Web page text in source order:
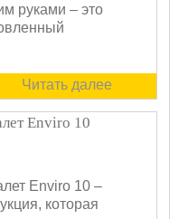
руками – это
Читать далее
Enviro 10
Enviro 10 –
которая